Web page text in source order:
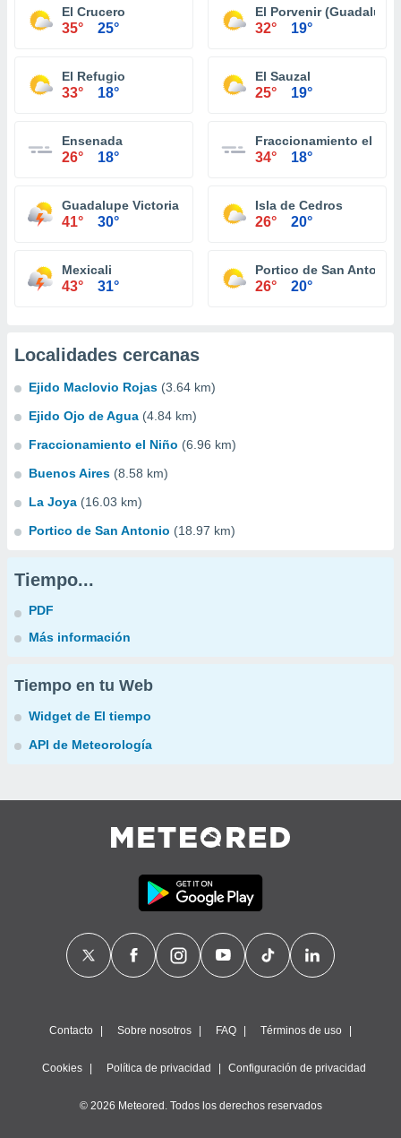
El Crucero
35° 25°
El Porvenir (Guadalupe)
32° 19°
El Refugio
33° 18°
El Sauzal
25° 19°
Ensenada
26° 18°
Fraccionamiento el
34° 18°
Guadalupe Victoria (Km. 43)
41° 30°
Isla de Cedros
26° 20°
Mexicali
43° 31°
Portico de San Antonio
26° 20°
Localidades cercanas
Ejido Maclovio Rojas (3.64 km)
Ejido Ojo de Agua (4.84 km)
Fraccionamiento el Niño (6.96 km)
Buenos Aires (8.58 km)
La Joya (16.03 km)
Portico de San Antonio (18.97 km)
Tiempo...
PDF
Más información
Tiempo en tu Web
Widget de El tiempo
API de Meteorología
Contacto Sobre nosotros FAQ Términos de uso
Cookies Política de privacidad Configuración de privacidad
© 2026 Meteored. Todos los derechos reservados